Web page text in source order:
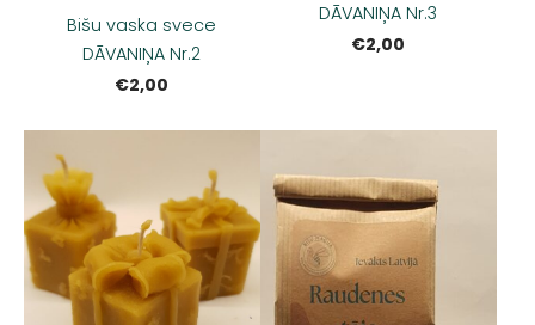
Bišu vaska svece
DĀVANIŅA Nr.2
€2,00
DĀVANIŅA Nr.3
€2,00